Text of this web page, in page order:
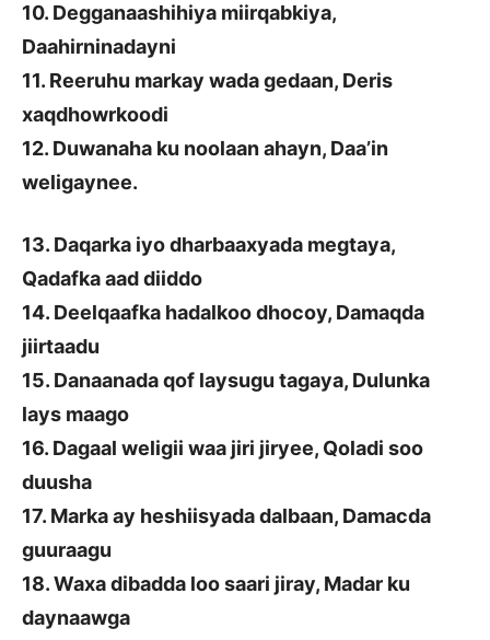
10. Degganaashihiya miirqabkiya,
Daahirninadayni
11. Reeruhu markay wada gedaan, Deris
xaqdhowrkoodi
12. Duwanaha ku noolaan ahayn, Daa’in
weligaynee.
13. Daqarka iyo dharbaaxyada megtaya,
Qadafka aad diiddo
14. Deelqaafka hadalkoo dhocoy, Damaqda
jiirtaadu
15. Danaanada qof laysugu tagaya, Dulunka
lays maago
16. Dagaal weligii waa jiri jiryee, Qoladi soo
duusha
17. Marka ay heshiisyada dalbaan, Damacda
guuraagu
18. Waxa dibadda loo saari jiray, Madar ku
daynaawga